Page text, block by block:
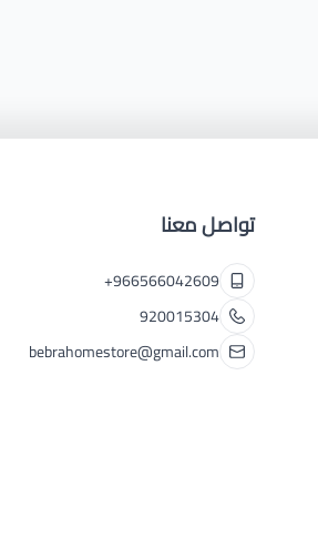
تواصل معنا
+966566042609
920015304
bebrahomestore@gmail.com